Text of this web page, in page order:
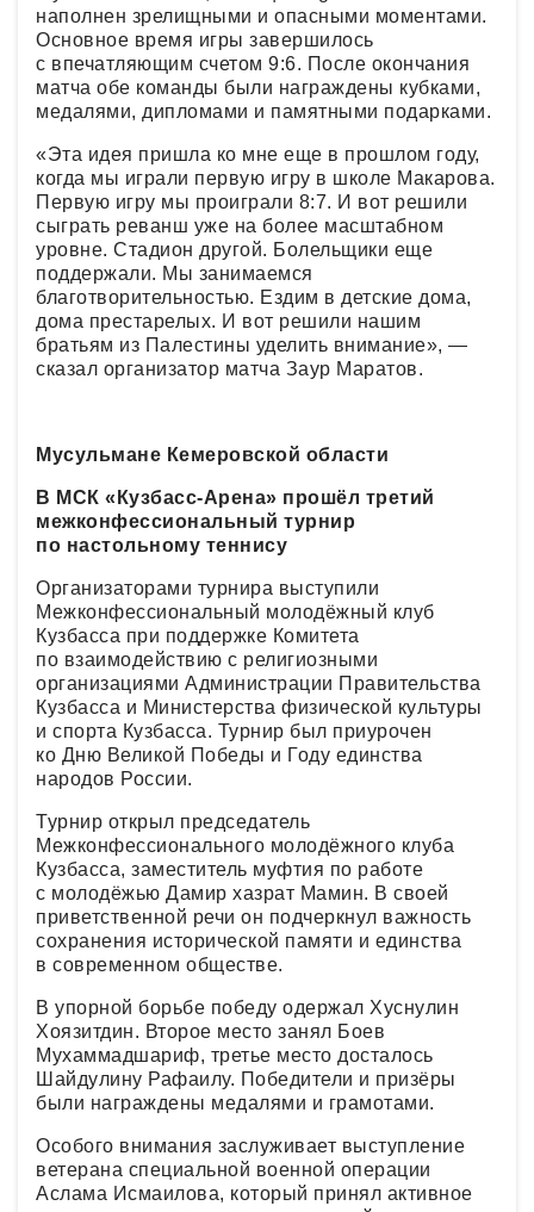
наполнен зрелищными и опасными моментами.
Основное время игры завершилось
с впечатляющим счетом 9:6. После окончания
матча обе команды были награждены кубками,
медалями, дипломами и памятными подарками.
«Эта идея пришла ко мне еще в прошлом году,
когда мы играли первую игру в школе Макарова.
Первую игру мы проиграли 8:7. И вот решили
сыграть реванш уже на более масштабном
уровне. Стадион другой. Болельщики еще
поддержали. Мы занимаемся
благотворительностью. Ездим в детские дома,
дома престарелых. И вот решили нашим
братьям из Палестины уделить внимание», —
сказал организатор матча Заур Маратов.
Мусульмане Кемеровской области
В МСК «Кузбасс-Арена» прошёл третий
межконфессиональный турнир
по настольному теннису
Организаторами турнира выступили
Межконфессиональный молодёжный клуб
Кузбасса при поддержке Комитета
по взаимодействию с религиозными
организациями Администрации Правительства
Кузбасса и Министерства физической культуры
и спорта Кузбасса. Турнир был приурочен
ко Дню Великой Победы и Году единства
народов России.
Турнир открыл председатель
Межконфессионального молодёжного клуба
Кузбасса, заместитель муфтия по работе
с молодёжью Дамир хазрат Мамин. В своей
приветственной речи он подчеркнул важность
сохранения исторической памяти и единства
в современном обществе.
В упорной борьбе победу одержал Хуснулин
Хоязитдин. Второе место занял Боев
Мухаммадшариф, третье место досталось
Шайдулину Рафаилу. Победители и призёры
были награждены медалями и грамотами.
Особого внимания заслуживает выступление
ветерана специальной военной операции
Аслама Исмаилова, который принял активное